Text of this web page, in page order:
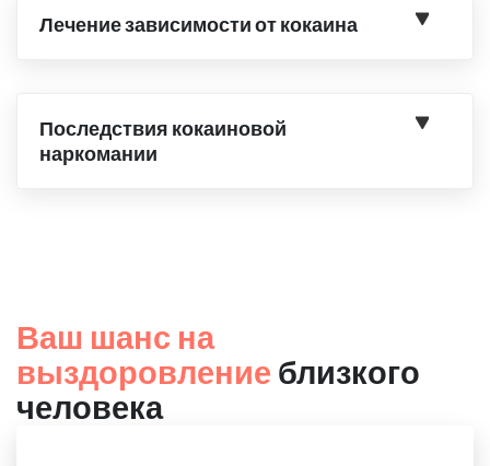
Лечение зависимости от кокаина
Последствия кокаиновой
наркомании
Ваш шанс на
выздоровление близкого
человека